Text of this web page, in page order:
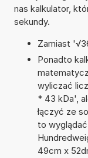
nas kalkulator,
sekundy.
Zamiast
Ponadto
wyliczać
* 43 kDa',
łączyć ze
to
49cm x